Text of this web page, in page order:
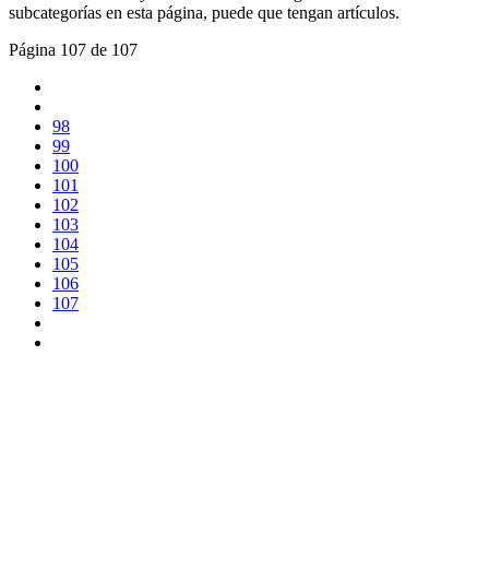
subcategorías en esta página, puede que tengan artículos.
Página 107 de 107
98
99
100
101
102
103
104
105
106
107